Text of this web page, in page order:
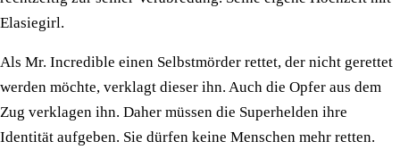
Elasiegirl.
Als Mr. Incredible einen Selbstmörder rettet, der nicht gerettet
werden möchte, verklagt dieser ihn. Auch die Opfer aus dem
Zug verklagen ihn. Daher müssen die Superhelden ihre
Identität aufgeben. Sie dürfen keine Menschen mehr retten.